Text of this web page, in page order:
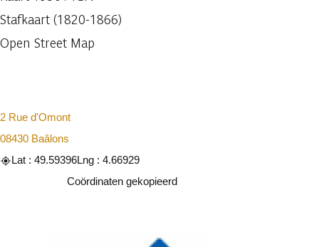
Stafkaart (1820-1866)
Open Street Map
2 Rue d'Omont
08430 Baâlons
Lat : 49.59396Lng : 4.66929
Coördinaten gekopieerd